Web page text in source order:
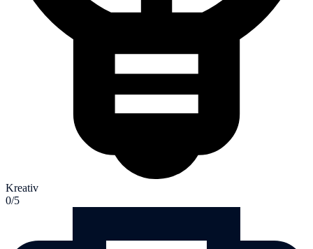
Kreativ
0/5